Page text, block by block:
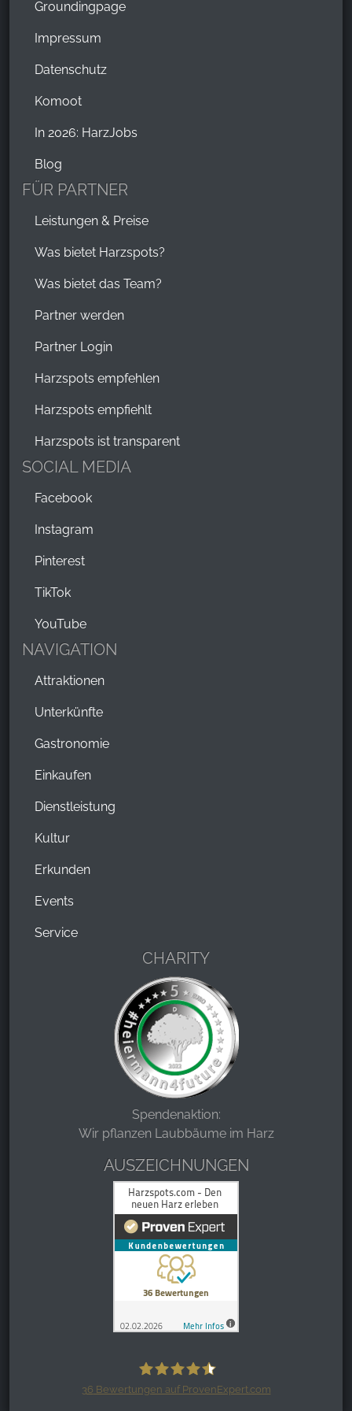
Alles was empfohlen wurde, war vom Geschmack
her TOP👍 Wer Urlaub in Braunlage macht, ruhig
auch nicht😎🍻
Groundingpage
Impressum
Datenschutz
Komoot
In 2026: HarzJobs
Blog
FÜR PARTNER
Leistungen & Preise
Was bietet Harzspots?
Was bietet das Team?
Partner werden
Partner Login
Harzspots empfehlen
Harzspots empfiehlt
Harzspots ist transparent
SOCIAL MEDIA
Facebook
Instagram
Pinterest
TikTok
YouTube
NAVIGATION
Attraktionen
Unterkünfte
Gastronomie
Einkaufen
Dienstleistung
Kultur
Erkunden
Events
Service
CHARITY
Spendenaktion:
Wir pflanzen Laubbäume im Harz
AUSZEICHNUNGEN
36 Bewertungen auf ProvenExpert.com